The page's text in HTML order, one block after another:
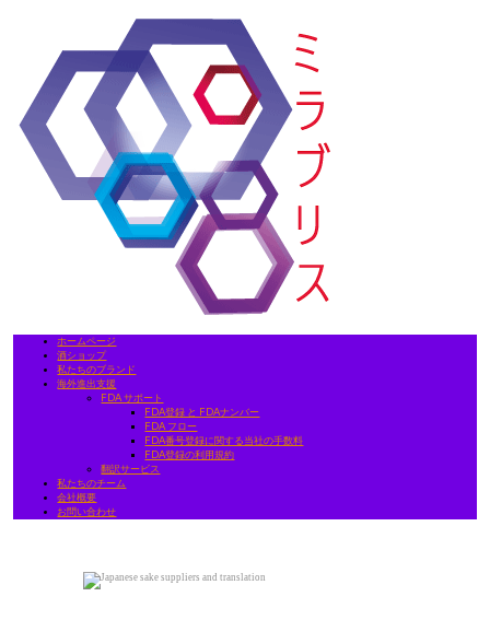
ホームページ
酒ショップ
私たちのブランド
海外進出支援
FDA サポート
FDA登録 と FDAナンバー
FDA フロー
FDA番号登録に関する当社の手数料
FDA登録の利用規約
翻訳サービス
私たちのチーム
会社概要
お問い合わせ